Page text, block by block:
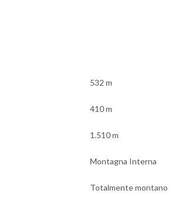
532 m
410 m
1.510 m
Montagna Interna
Totalmente montano